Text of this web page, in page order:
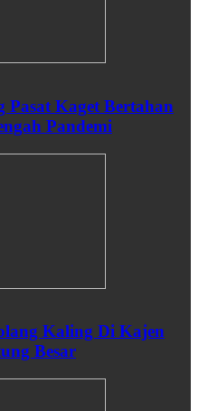
Pasat Kaget Bertahan
Pandemi
Kaling Di Kajen
Besar